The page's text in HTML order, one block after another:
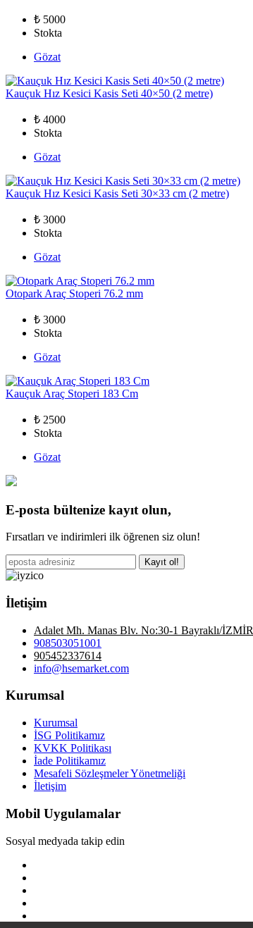
₺ 5000
Stokta
Gözat
Kauçuk Hız Kesici Kasis Seti 40×50 (2 metre)
₺ 4000
Stokta
Gözat
Kauçuk Hız Kesici Kasis Seti 30×33 cm (2 metre)
₺ 3000
Stokta
Gözat
Otopark Araç Stoperi 76.2 mm
₺ 3000
Stokta
Gözat
Kauçuk Araç Stoperi 183 Cm
₺ 2500
Stokta
Gözat
E-posta bültenize kayıt olun,
Fırsatları ve indirimleri ilk öğrenen siz olun!
Kayıt ol!
İletişim
Adalet Mh. Manas Blv. No:30-1 Bayraklı/İZMİR
908503051001
905452337614
info@hsemarket.com
Kurumsal
Kurumsal
İSG Politikamız
KVKK Politikası
İade Politikamız
Mesafeli Sözleşmeler Yönetmeliği
İletişim
Mobil Uygulamalar
Sosyal medyada takip edin